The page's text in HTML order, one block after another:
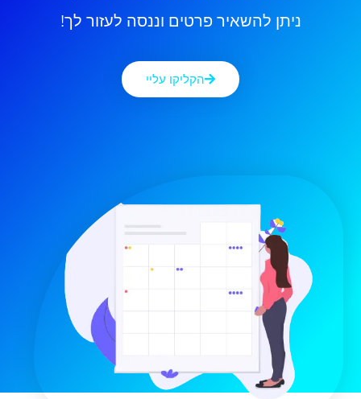
ניתן להשאיר פרטים וננסה לעזור לך!
הקליקו עליי